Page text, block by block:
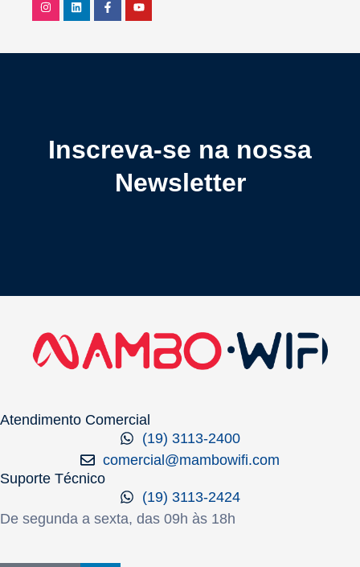
Inscreva-se na nossa
Newsletter
Atendimento Comercial
(19) 3113-2400
comercial@mambowifi.com
Suporte Técnico
(19) 3113-2424
De segunda a sexta, das 09h às 18h